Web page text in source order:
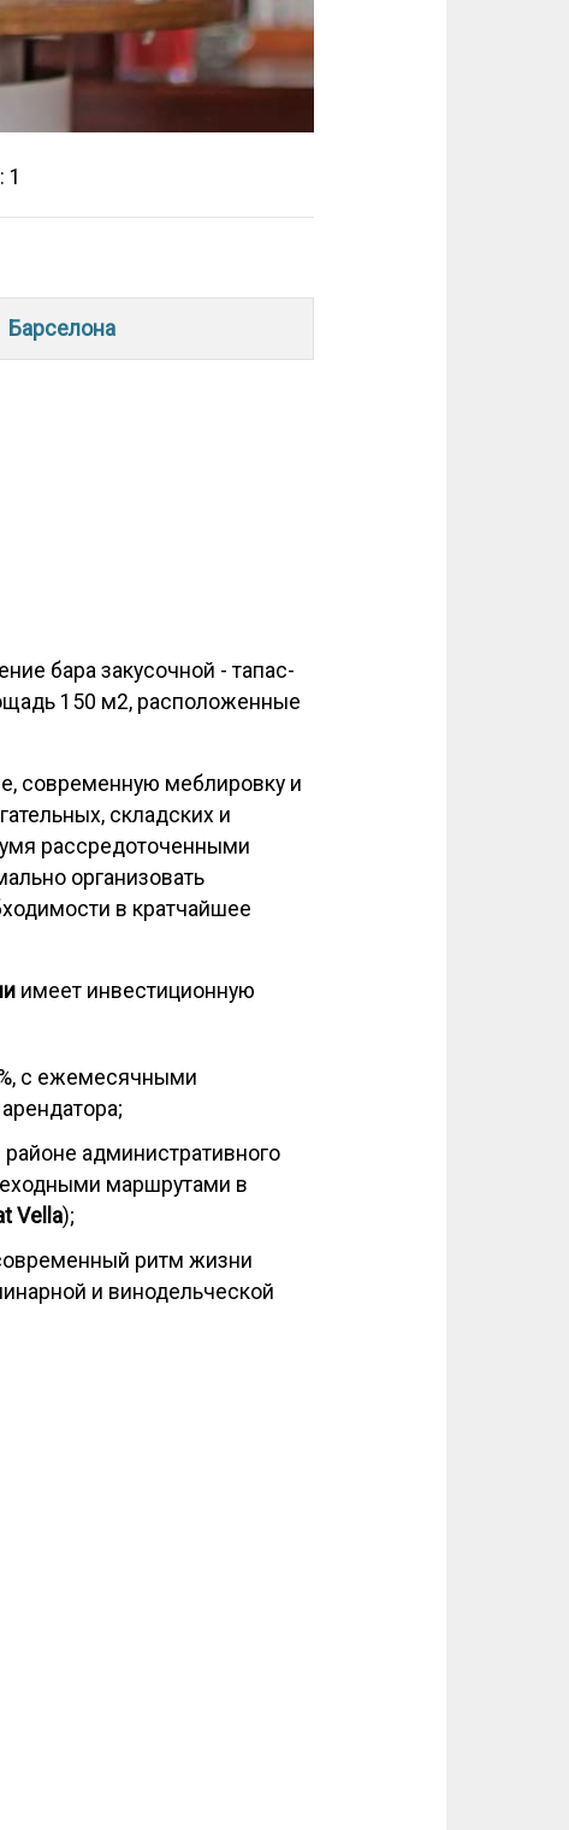
1
Барселона
бара закусочной - тапас-
150 м2, расположенные
современную меблировку и
складских и
рассредоточенными
организовать
в кратчайшее
имеет инвестиционную
с ежемесячными
административного
маршрутами в
Vella);
ритм жизни
и винодельческой